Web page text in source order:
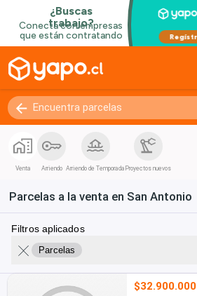
Venta Arriendo Arriendo de Temporada Proyectos nuevos
Parcelas a la venta en San Antonio
Filtros aplicados
Parcelas
$32.900.000